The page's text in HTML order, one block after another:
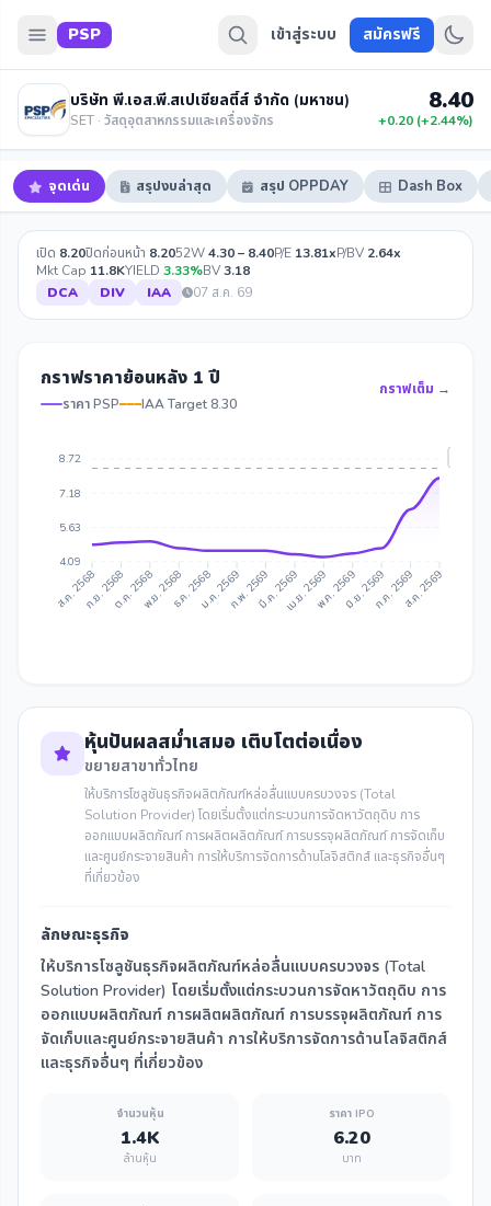
PSP เข้าสู่ระบบ สมัครฟรี
บริษัท พี.เอส.พี.สเปเชียลตี้ส์ จำกัด (มหาชน)
SET · วัสดุอุตสาหกรรมและเครื่องจักร
8.40
+0.20 (+2.44%)
จุดเด่น สรุปงบล่าสุด สรุป OPPDAY Dash Box
เปิด 8.20ปิดก่อนหน้า 8.2052W4.30 – 8.40P/E 13.81xP/BV 2.64x
Mkt Cap 11.8KYIELD 3.33%BV3.18
DCA
DIV IAA 07 ส.ค. 69
กราฟราคาย้อนหลัง 1 ปี
ราคา PSP IAA Target 8.30
กราฟเต็ม →
8.72
7.18
5.63
4.09
ส.ค. 2568ก.ย. 2568ต.ค. 2568พ.ย. 2568ธ.ค. 2568ม.ค. 2569ก.พ. 2569มี.ค. 2569เม.ย. 2569พ.ค. 2569มิ.ย. 2569ก.ค. 2569ส.ค. 2569
หุ้นปันผลสม่ำเสมอ เติบโตต่อเนื่อง
ขยายสาขาทั่วไทย
ให้บริการโซลูชันธุรกิจผลิตภัณฑ์หล่อลื่นแบบครบวงจร (Total
Solution Provider) โดยเริ่มตั้งแต่กระบวนการจัดหาวัตถุดิบ การ
ออกแบบผลิตภัณฑ์ การผลิตผลิตภัณฑ์ การบรรจุผลิตภัณฑ์ การจัดเก็บ
และศูนย์กระจายสินค้า การให้บริการจัดการด้านโลจิสติกส์ และธุรกิจอื่นๆ
ที่เกี่ยวข้อง
ลักษณะธุรกิจ
ให้บริการโซลูชันธุรกิจผลิตภัณฑ์หล่อลื่นแบบครบวงจร (Total
Solution Provider) โดยเริ่มตั้งแต่กระบวนการจัดหาวัตถุดิบ การ
ออกแบบผลิตภัณฑ์ การผลิตผลิตภัณฑ์ การบรรจุผลิตภัณฑ์ การ
จัดเก็บและศูนย์กระจายสินค้า การให้บริการจัดการด้านโลจิสติกส์
และธุรกิจอื่นๆ ที่เกี่ยวข้อง
จำนวนหุ้น
1.4K
ล้านหุ้น
ราคา IPO
6.20
บาท